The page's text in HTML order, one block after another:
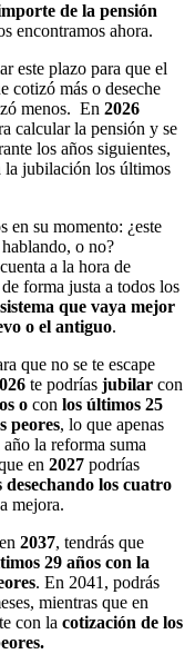
de la pensión
encontramos ahora.
este plazo para que el
cotizó más o deseche
menos. En 2026
calcular la pensión y se
los años siguientes,
la jubilación los últimos
en su momento: ¿este
o no?
a la hora de
forma justa a todos los
que vaya mejor
o el antiguo.
que no se te escape
te podrías jubilar con
o con los últimos 25
peores, lo que apenas
la reforma suma
en 2027 podrías
desechando los cuatro
mejora.
2037, tendrás que
29 años con la
. En 2041, podrás
mientras que en
con la cotización de los